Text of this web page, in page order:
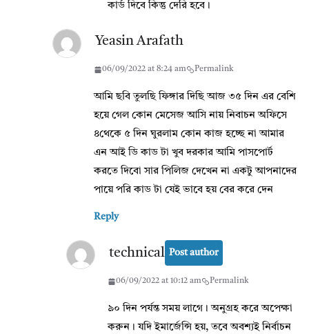
কার্ড দিবে কিন্তু দেরি হবে।
Yeasin Arafath
06/09/2022 at 8:24 am Permalink
আমি ছবি তুলছি ফিঙ্গার দিছি আজ ৩৫ দিন এর বেশি
হয়ে গেল কোন মেসেজ আসি নায় নিবাচন অফিসে
৪থেকে ৫ দিন ঘুরলাম কোন কাজ হচ্ছে না আমার
এন আই ডি কাড টা খুব দরকার আমি পাসপোর্ট
করতে দিবো সার পিলিজ দেখেন না একটু আপনাদের
পায়ে পরি কাড টা যেই ভাবে হয় বের করে দেন
Reply
technical Post author
06/09/2022 at 10:12 am Permalink
৯০ দিন পর্যন্ত সময় লাগে। অনুগ্রহ করে অপেক্ষা
করুন। যদি ইমার্জেন্সি হয়, তবে অবশ্যই নির্বাচন